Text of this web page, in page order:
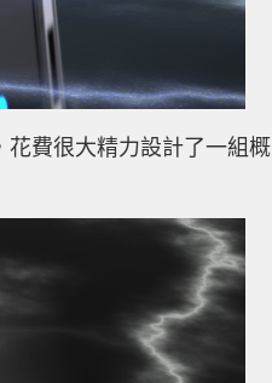
費很大精力設計了一組概